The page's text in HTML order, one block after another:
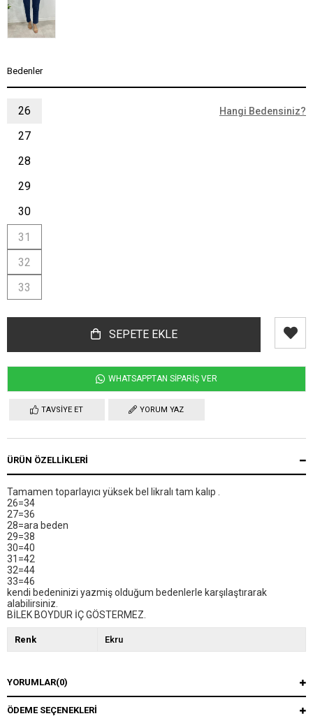
Bedenler
26
27
28
29
30
31
32
33
Hangi Bedensiniz?
WHATSAPPTAN SİPARİŞ VER
TAVSIYE ET YORUM YAZ
ÜRÜN ÖZELLIKLERI
Tamamen toparlayıcı yüksek bel likralı tam kalıp .
26=34
27=36
28=ara beden
29=38
30=40
31=42
32=44
33=46
kendi bedeninizi yazmiş olduğum bedenlerle karşılaştırarak
alabilirsiniz.
BİLEK BOYDUR İÇ GÖSTERMEZ.
Renk Ekru
YORUMLAR(0)
ÖDEME SEÇENEKLERI